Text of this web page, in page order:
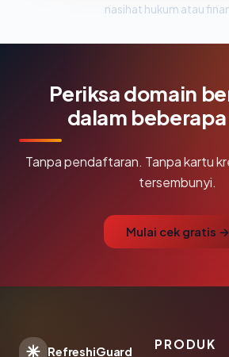
nasihat hukum atau
Periksa domain
dalam
Tanpa pendaftaran. Tanpa kartu
tersembunyi.
Mulai cek gratis →
RefreshiGuard PRODUK